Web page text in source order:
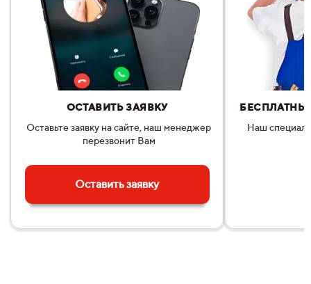
ОСТАВИТЬ ЗАЯВКУ
Оставьте заявку на сайте, наш менеджер
перезвонит Вам
Оставить заявку
Наш